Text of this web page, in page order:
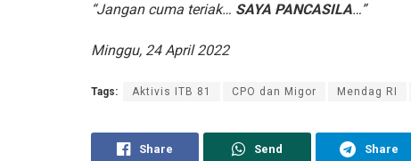
“Jangan cuma teriak… SAYA PANCASILA…”
Minggu, 24 April 2022
Tags: Aktivis ITB 81 CPO dan Migor Mendag RI
Share Send Share